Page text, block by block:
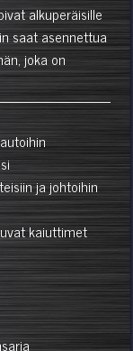
alkuperäisille
saat asennettua
joka on
ja johtoihin
kaiuttimet